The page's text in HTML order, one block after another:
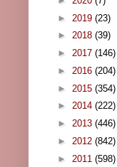
► 2019 (23)
► 2018 (39)
► 2017 (146)
► 2016 (204)
► 2015 (354)
► 2014 (222)
► 2013 (446)
► 2012 (842)
► 2011 (598)